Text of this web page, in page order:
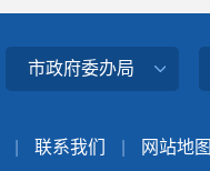
市政府委办局
联系我们 网站地图